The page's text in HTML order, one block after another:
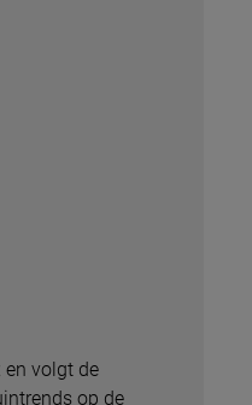
volgt de
op de